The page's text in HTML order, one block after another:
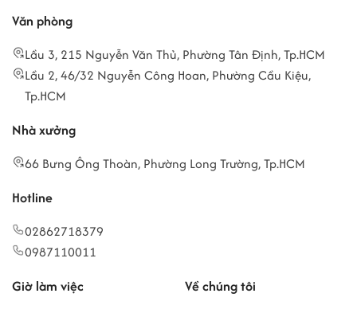
Văn phòng
Lầu 3, 215 Nguyễn Văn Thủ, Phường Tân Định, Tp.HCM
Lầu 2, 46/32 Nguyễn Công Hoan, Phường Cầu Kiệu,
Tp.HCM
Nhà xưởng
66 Bưng Ông Thoàn, Phường Long Trường, Tp.HCM
Hotline
02862718379
0987110011
Giờ làm việc Về chúng tôi